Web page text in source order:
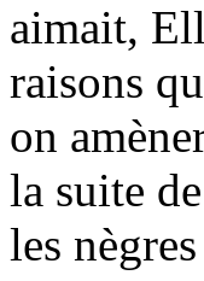
aimait,
raisons
on
la suite
les